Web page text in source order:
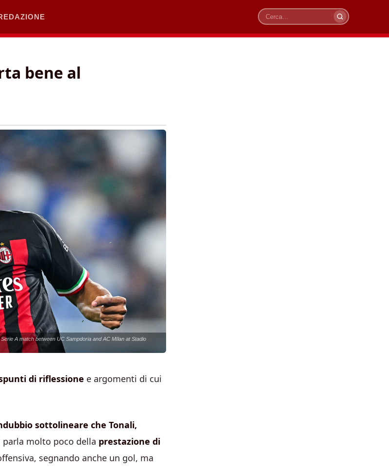
Cerca
bene al
A match between UC Sampdoria and AC MIlan at Stadio
di riflessione e argomenti di cui
sottolineare che Tonali,
parla molto poco della prestazione di
segnando anche un gol, ma